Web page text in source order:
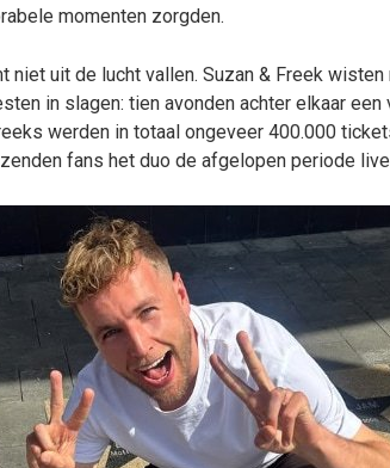
momenten zorgden.
niet uit de lucht vallen. Suzan & Freek
in slagen: tien avonden achter elkaar
werden in totaal ongeveer 400.000
fans het duo de afgelopen periode